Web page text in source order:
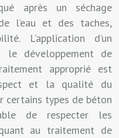
après un séchage
l’eau et des taches,
L’application d’un
le développement de
approprié est
et la qualité du
certains types de béton
de respecter les
au traitement de